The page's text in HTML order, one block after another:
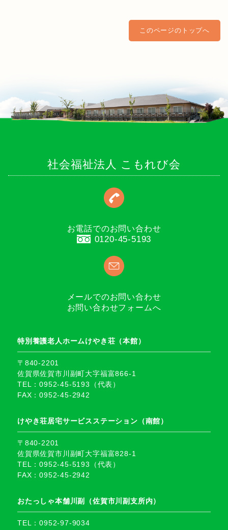
このページのトップへ
社会福祉法人 こもれび会
お電話でのお問い合わせ
0120-45-5193
メールでのお問い合わせ
お問い合わせフォームへ
特別養護老人ホームけやき荘（本館）
〒840-2201
佐賀県佐賀市川副町大字福富866-1
TEL：0952-45-5193（代表）
FAX：0952-45-2942
けやき荘居宅サービスステーション（南館）
〒840-2201
佐賀県佐賀市川副町大字福富828-1
TEL：0952-45-5193（代表）
FAX：0952-45-2942
おたっしゃ本舗川副（佐賀市川副支所内）
TEL：0952-97-9034